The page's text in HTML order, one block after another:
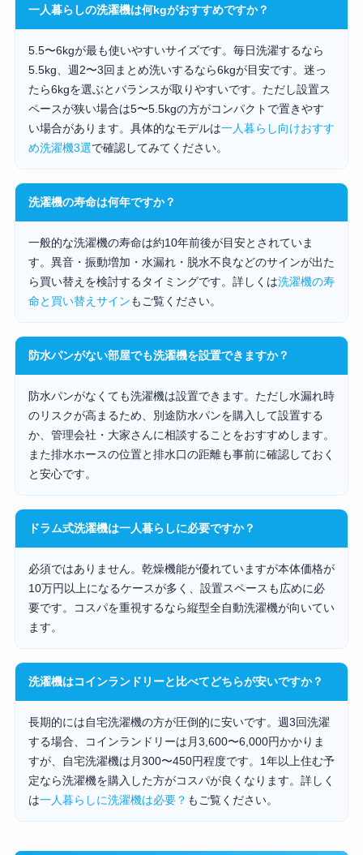
一人暮らしの洗濯機は何kgがおすすめですか？
5.5〜6kgが最も使いやすいサイズです。毎日洗濯するなら
5.5kg、週2〜3回まとめ洗いするなら6kgが目安です。迷っ
たら6kgを選ぶとバランスが取りやすいです。ただし設置ス
ペースが狭い場合は5〜5.5kgの方がコンパクトで置きやす
い場合があります。具体的なモデルは一人暮らし向けおすす
め洗濯機3選で確認してみてください。
洗濯機の寿命は何年ですか？
一般的な洗濯機の寿命は約10年前後が目安とされていま
す。異音・振動増加・水漏れ・脱水不良などのサインが出た
ら買い替えを検討するタイミングです。詳しくは洗濯機の寿
命と買い替えサインもご覧ください。
防水パンがない部屋でも洗濯機を設置できますか？
防水パンがなくても洗濯機は設置できます。ただし水漏れ時
のリスクが高まるため、別途防水パンを購入して設置する
か、管理会社・大家さんに相談することをおすすめします。
また排水ホースの位置と排水口の距離も事前に確認しておく
と安心です。
ドラム式洗濯機は一人暮らしに必要ですか？
必須ではありません。乾燥機能が優れていますが本体価格が
10万円以上になるケースが多く、設置スペースも広めに必
要です。コスパを重視するなら縦型全自動洗濯機が向いてい
ます。
洗濯機はコインランドリーと比べてどちらが安いですか？
長期的には自宅洗濯機の方が圧倒的に安いです。週3回洗濯
する場合、コインランドリーは月3,600〜6,000円かかりま
すが、自宅洗濯機は月300〜450円程度です。1年以上住む予
定なら洗濯機を購入した方がコスパが良くなります。詳しく
は一人暮らしに洗濯機は必要？ もご覧ください。